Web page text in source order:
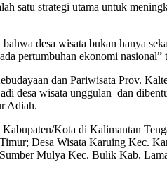
satu strategi utama untuk
desa wisata bukan hanya
pertumbuhan ekonomi nasional”
dan Pariwisata Prov.
desa wisata unggulan dan
Adiah.
Kota di Kalimantan
Desa Wisata Karuing Kec.
Mulya Kec. Bulik Kab.